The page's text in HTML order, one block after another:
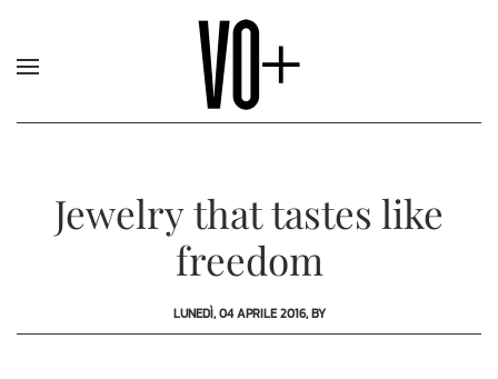
Jewelry that tastes like
freedom
LUNEDÌ, 04 APRILE 2016, BY